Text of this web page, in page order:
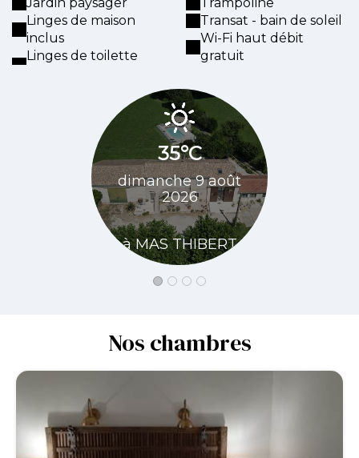
Linges de maison
inclus
Linges de toilette
Transat - bain de soleil
Wi-Fi haut débit
gratuit
35°C
dimanche 9 août
2026
à MAS THIBERT
Nos chambres